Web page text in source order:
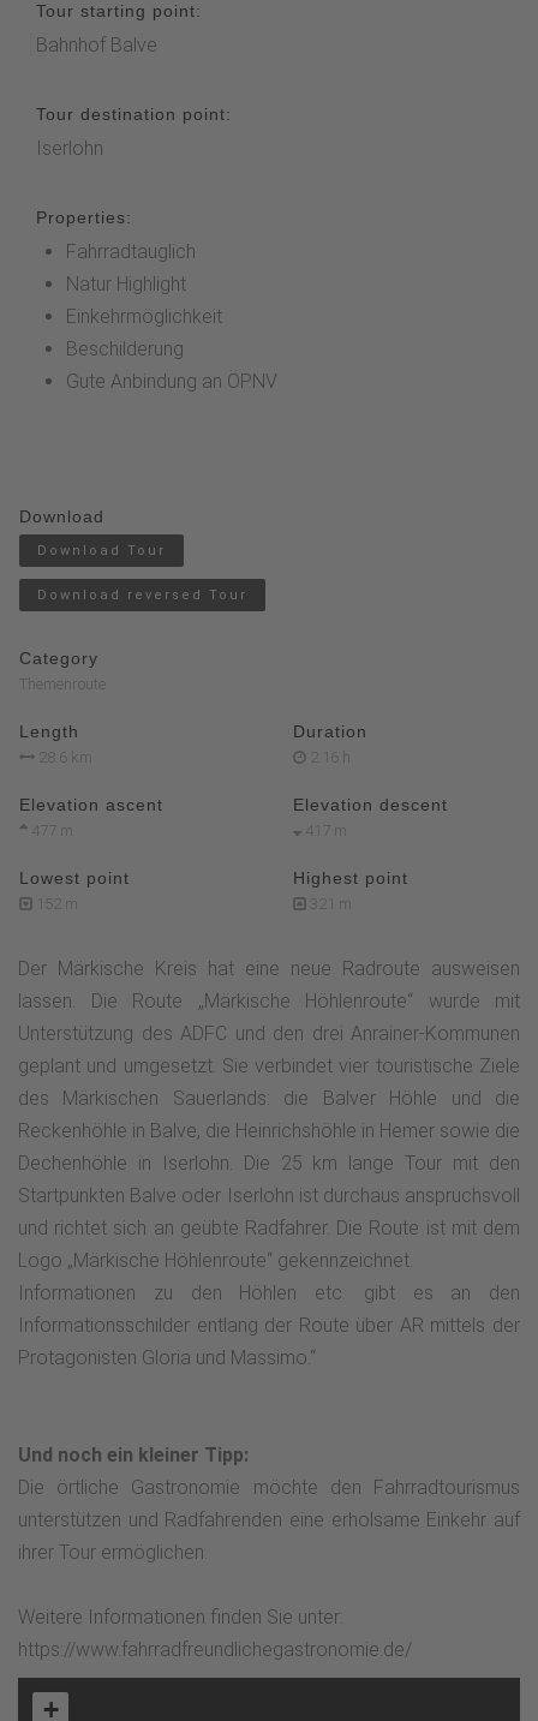
Tour starting point:
Bahnhof Balve
Tour destination point:
Iserlohn
Properties:
Fahrradtauglich
Natur Highlight
Einkehrmöglichkeit
Beschilderung
Gute Anbindung an ÖPNV
Download
Download Tour
Download reversed Tour
Category
Themenroute
Length
28.6 km
Duration
2:16 h
Elevation ascent
477 m
Elevation descent
417 m
Lowest point
152 m
Highest point
321 m
Der Märkische Kreis hat eine neue Radroute ausweisen
lassen. Die Route „Märkische Höhlenroute“ wurde mit
Unterstützung des ADFC und den drei Anrainer-Kommunen
geplant und umgesetzt. Sie verbindet vier touristische Ziele
des Märkischen Sauerlands: die Balver Höhle und die
Reckenhöhle in Balve, die Heinrichshöhle in Hemer sowie die
Dechenhöhle in Iserlohn. Die 25 km lange Tour mit den
Startpunkten Balve oder Iserlohn ist durchaus anspruchsvoll
und richtet sich an geübte Radfahrer. Die Route ist mit dem
Logo „Märkische Höhlenroute“ gekennzeichnet.
Informationen zu den Höhlen etc. gibt es an den
Informationsschilder entlang der Route über AR mittels der
Protagonisten Gloria und Massimo.“
Und noch ein kleiner Tipp:
Die örtliche Gastronomie möchte den Fahrradtourismus
unterstützen und Radfahrenden eine erholsame Einkehr auf
ihrer Tour ermöglichen.
Weitere Informationen finden Sie unter:
https://www.fahrradfreundlichegastronomie.de/
+